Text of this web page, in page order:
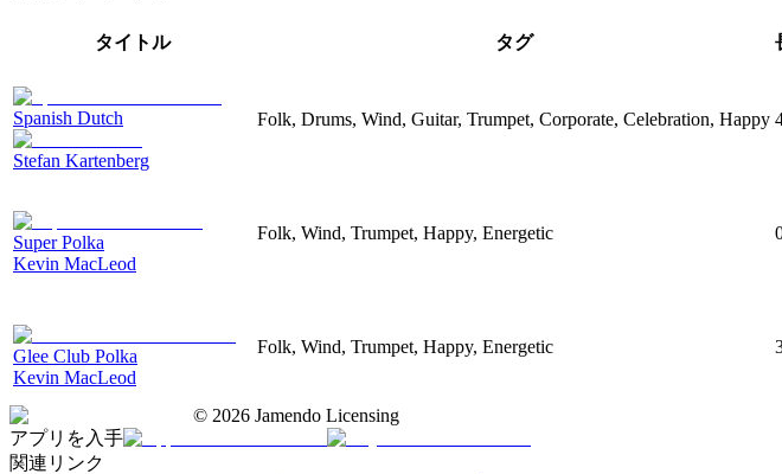
タイトル タグ
Spanish Dutch
Stefan Kartenberg
Folk, Drums, Wind, Guitar, Trumpet, Corporate, Celebration, Happy
Super Polka
Kevin MacLeod
Folk, Wind, Trumpet, Happy, Energetic
Glee Club Polka
Kevin MacLeod
Folk, Wind, Trumpet, Happy, Energetic
© 2026 Jamendo Licensing
アプリを入手
関連リンク